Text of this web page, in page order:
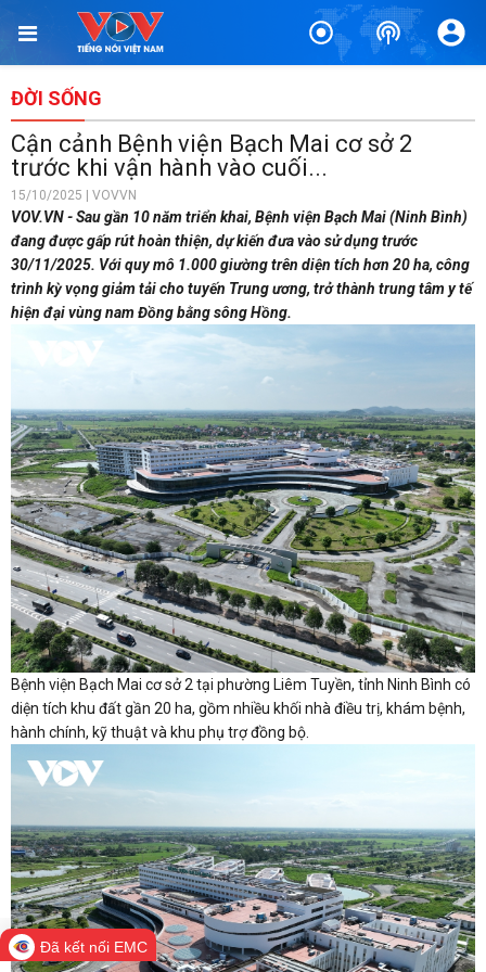
ĐỜI SỐNG
Cận cảnh Bệnh viện Bạch Mai cơ sở 2
trước khi vận hành vào cuối...
15/10/2025 | VOVVN
VOV.VN - Sau gần 10 năm triển khai, Bệnh viện Bạch Mai (Ninh Bình)
đang được gấp rút hoàn thiện, dự kiến đưa vào sử dụng trước
30/11/2025. Với quy mô 1.000 giường trên diện tích hơn 20 ha, công
trình kỳ vọng giảm tải cho tuyến Trung ương, trở thành trung tâm y tế
hiện đại vùng nam Đồng bằng sông Hồng.
Bệnh viện Bạch Mai cơ sở 2 tại phường Liêm Tuyền, tỉnh Ninh Bình có
diện tích khu đất gần 20 ha, gồm nhiều khối nhà điều trị, khám bệnh,
hành chính, kỹ thuật và khu phụ trợ đồng bộ.
Đã kết nối EMC